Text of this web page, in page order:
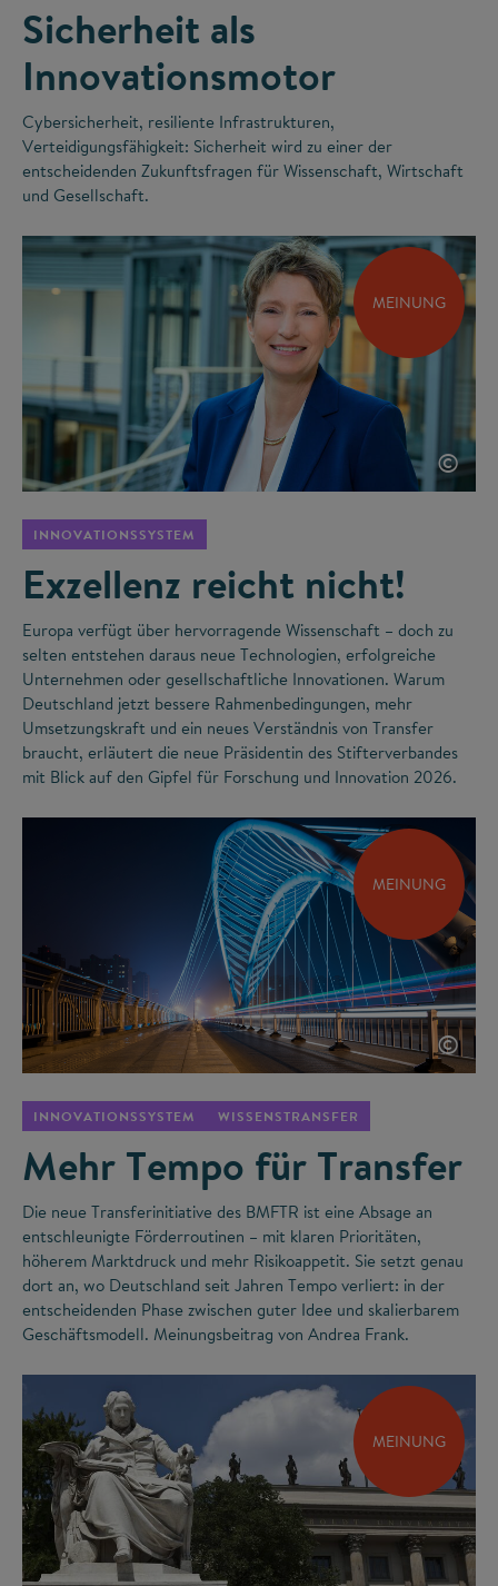
Sicherheit als
Innovationsmotor
Cybersicherheit, resiliente Infrastrukturen,
Verteidigungsfähigkeit: Sicherheit wird zu einer der
entscheidenden Zukunftsfragen für Wissenschaft, Wirtschaft
und Gesellschaft.
MEINUNG
©
INNOVATIONSSYSTEM
Exzellenz reicht nicht!
Europa verfügt über hervorragende Wissenschaft – doch zu
selten entstehen daraus neue Technologien, erfolgreiche
Unternehmen oder gesellschaftliche Innovationen. Warum
Deutschland jetzt bessere Rahmenbedingungen, mehr
Umsetzungskraft und ein neues Verständnis von Transfer
braucht, erläutert die neue Präsidentin des Stifterverbandes
mit Blick auf den Gipfel für Forschung und Innovation 2026.
MEINUNG
©
INNOVATIONSSYSTEM WISSENSTRANSFER
Mehr Tempo für Transfer
Die neue Transferinitiative des BMFTR ist eine Absage an
entschleunigte Förderroutinen – mit klaren Prioritäten,
höherem Marktdruck und mehr Risikoappetit. Sie setzt genau
dort an, wo Deutschland seit Jahren Tempo verliert: in der
entscheidenden Phase zwischen guter Idee und skalierbarem
Geschäftsmodell. Meinungsbeitrag von Andrea Frank.
MEINUNG